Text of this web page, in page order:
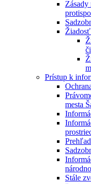
Prístup k
mesta
Stále